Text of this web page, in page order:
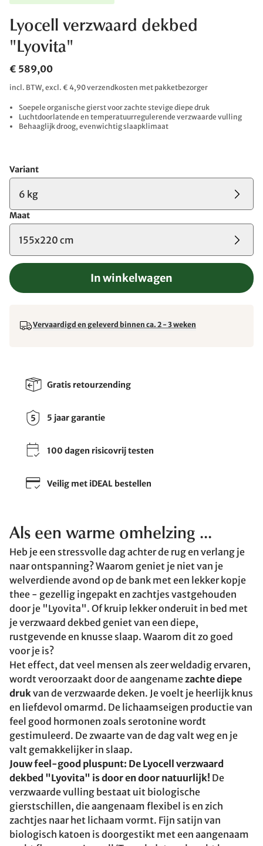
Lyocell verzwaard dekbed
"Lyovita"
€ 589,00
incl. BTW, excl. € 4,90 verzendkosten met pakketbezorger
Soepele organische gierst voor zachte stevige diepe druk
Luchtdoorlatende en temperatuurregulerende verzwaarde vulling
Behaaglijk droog, evenwichtig slaapklimaat
Variant
6 kg
Maat
155x220 cm
In winkelwagen
Vervaardigd en geleverd binnen ca. 2 - 3 weken
Gratis retourzending
5 jaar garantie
100 dagen risicovrij testen
Veilig met iDEAL bestellen
Als een warme omhelzing ...
Heb je een stressvolle dag achter de rug en verlang je
naar ontspanning? Waarom geniet je niet van je
welverdiende avond op de bank met een lekker kopje
thee - gezellig ingepakt en zachtjes vastgehouden
door je "Lyovita". Of kruip lekker onderuit in bed met
je verzwaard dekbed geniet van een diepe,
rustgevende en knusse slaap. Waarom dit zo goed
voor je is?
Het effect, dat veel mensen als zeer weldadig ervaren,
wordt veroorzaakt door de aangenamezachte diepe
drukvan de verzwaarde deken. Je voelt je heerlijk knus
en liefdevol omarmd. De lichaamseigen productie van
feel good hormonen zoals serotonine wordt
gestimuleerd. De zwaarte van de dag valt weg en je
valt gemakkelijker in slaap.
Jouw feel-good pluspunt: De Lyocell verzwaard
dekbed "Lyovita" is door en door natuurlijk! De
verzwaarde vulling bestaat uit biologische
gierstschillen, die aangenaam flexibel is en zich
zachtjes naar het lichaam vormt. Fijn satijn van
biologisch katoen is doorgestikt met een aangenaam